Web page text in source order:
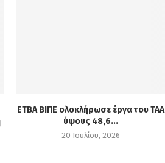
ΕΤΒΑ ΒΙΠΕ ολοκλήρωσε έργα του ΤΑΑ
ύψους 48,6...
20 Ιουλίου, 2026